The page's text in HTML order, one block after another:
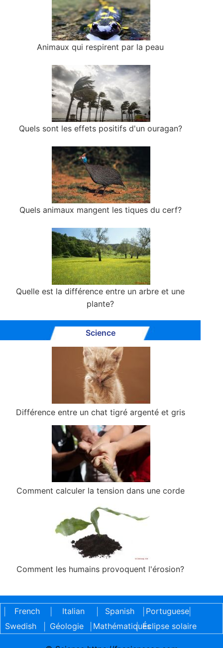
Animaux qui respirent par la peau
Quels sont les effets positifs d'un ouragan?
Quels animaux mangent les tiques du cerf?
Quelle est la différence entre un arbre et une
plante?
Science
Différence entre un chat tigré argenté et gris
Comment calculer la tension dans une corde
Comment les humains provoquent l'érosion?
French Italian Spanish Portuguese|
Swedish
Géologie Mathématiques
| Éclipse solaire